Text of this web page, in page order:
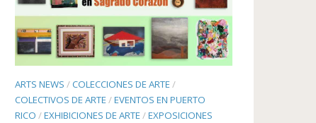
ARTS NEWS /COLECCIONES DE ARTE /
COLECTIVOS DE ARTE /EVENTOS EN PUERTO
RICO /EXHIBICIONES DE ARTE /EXPOSICIONES